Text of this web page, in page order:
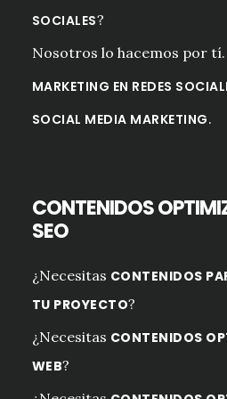
SOCIALES?
Nosotros lo hacemos por tí.
MARKETING EN REDES
SOCIAL MEDIA MARKETING.
CONTENIDOS
SEO
¿Necesitas CONTENIDOS
TU PROYECTO?
¿Necesitas CONTENIDOS
WEB?